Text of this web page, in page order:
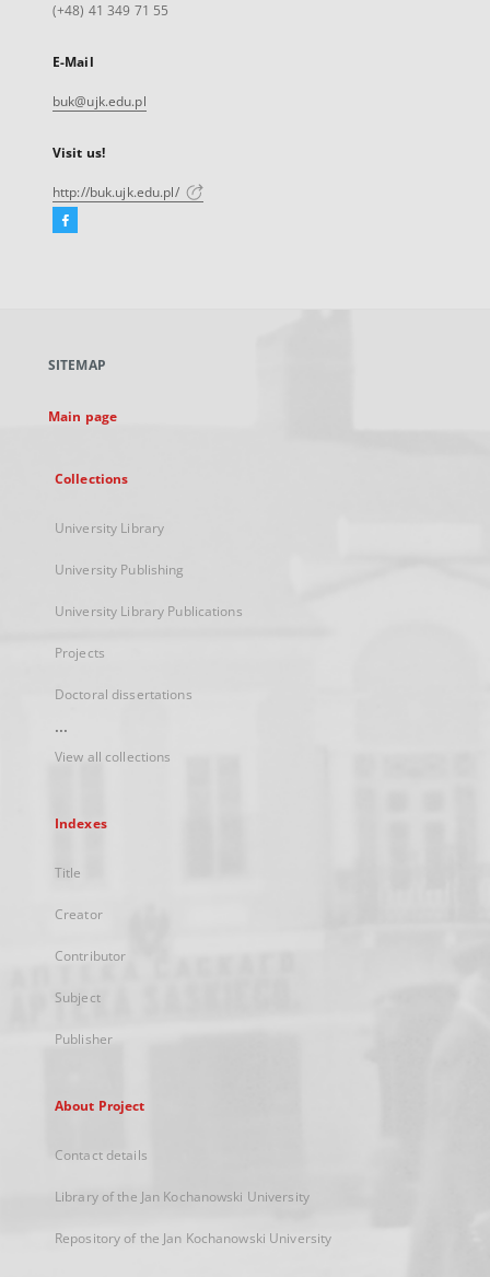
(+48) 41 349 71 55
E-Mail
buk@ujk.edu.pl
Visit us!
http://buk.ujk.edu.pl/
Facebook
new
SITEMAP
Main page
Collections
University Library
University Publishing
University Library Publications
Projects
Doctoral dissertations
...
View all collections
Indexes
Title
Creator
Contributor
Subject
Publisher
About Project
Contact details
Library of the Jan Kochanowski University
Repository of the Jan Kochanowski University